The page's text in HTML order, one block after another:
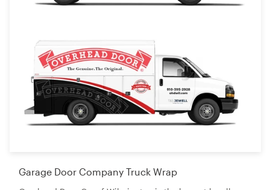
Garage Door Company Truck Wrap